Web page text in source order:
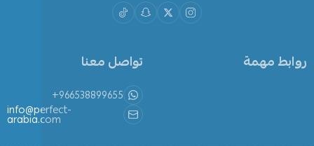
روابط مهمة تواصل معنا
+966538899655
info@perfect-
arabia.com